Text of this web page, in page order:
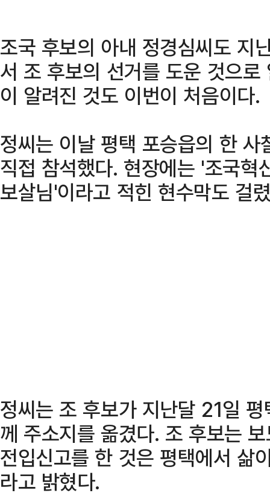
조국 후보의 아내 정경심씨도 지
서 조 후보의 선거를 도운 것으
이 알려진 것도 이번이 처음이다.
정씨는 이날 평택 포승읍의 한
직접 참석했다. 현장에는 '조국혁
보살님'이라고 적힌 현수막도 걸
정씨는 조 후보가 지난달 21일
께 주소지를 옮겼다. 조 후보는
전입신고를 한 것은 평택에서 삶
라고 밝혔다.